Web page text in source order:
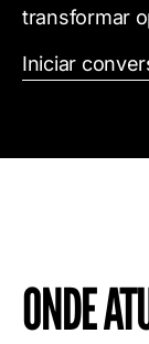
transformar
Iniciar
ONDE